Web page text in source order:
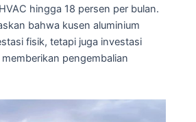
hingga 18 persen per bulan.
bahwa kusen aluminium
fisik, tetapi juga investasi
pengembalian